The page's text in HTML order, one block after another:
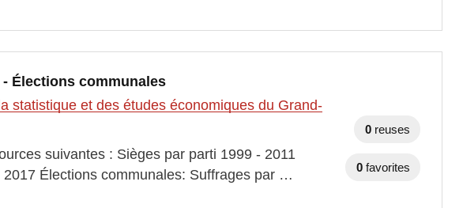
Élections communales
statistique et des études économiques du Grand-
suivantes : Sièges par parti 1999 - 2011
Élections communales: Suffrages par …
0 reuses
0 favorites